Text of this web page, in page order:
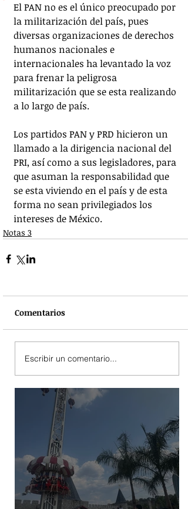
El PAN no es el único preocupado por
la militarización del país, pues
diversas organizaciones de derechos
humanos nacionales e
internacionales ha levantado la voz
para frenar la peligrosa
militarización que se esta realizando
a lo largo de país.
Los partidos PAN y PRD hicieron un
llamado a la dirigencia nacional del
PRI, así como a sus legisladores, para
que asuman la responsabilidad que
se esta viviendo en el país y de esta
forma no sean privilegiados los
intereses de México.
Notas 3
Comentarios
Escribir un comentario...